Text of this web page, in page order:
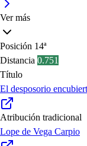
Ver más
Posición 14ª
Distancia 0.751
Título
El desposorio
Atribución tradicional
Lope de Vega Carpio